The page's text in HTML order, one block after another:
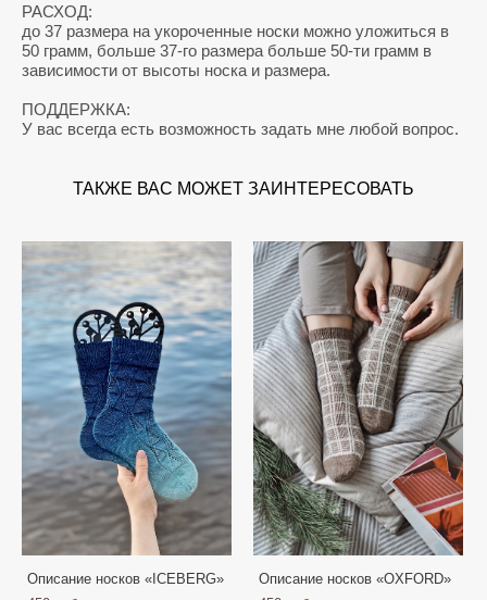
РАСХОД:
до 37 размера на укороченные носки можно уложиться в
50 грамм, больше 37-го размера больше 50-ти грамм в
зависимости от высоты носка и размера.
ПОДДЕРЖКА:
У вас всегда есть возможность задать мне любой вопрос.
ТАКЖЕ ВАС МОЖЕТ ЗАИНТЕРЕСОВАТЬ
Описание носков «ICEBERG»
Описание носков «OXFORD»